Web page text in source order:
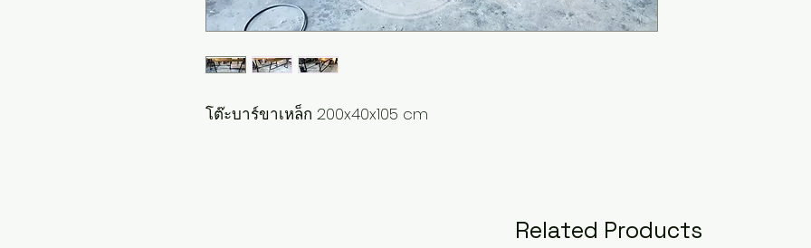
โต๊ะบาร์ขาเหล็ก 200x40x105 cm
Related Products